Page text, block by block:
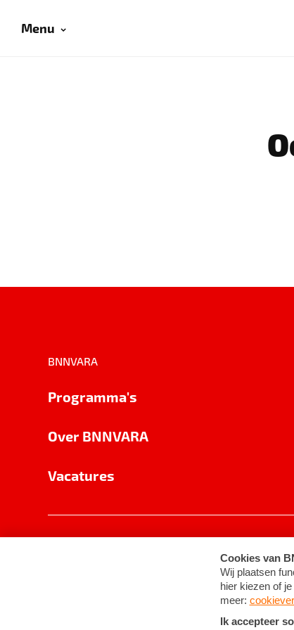
Menu
BNNVARA
Programma's
Over BNNVARA
Vacatures
Cookie-instellingen